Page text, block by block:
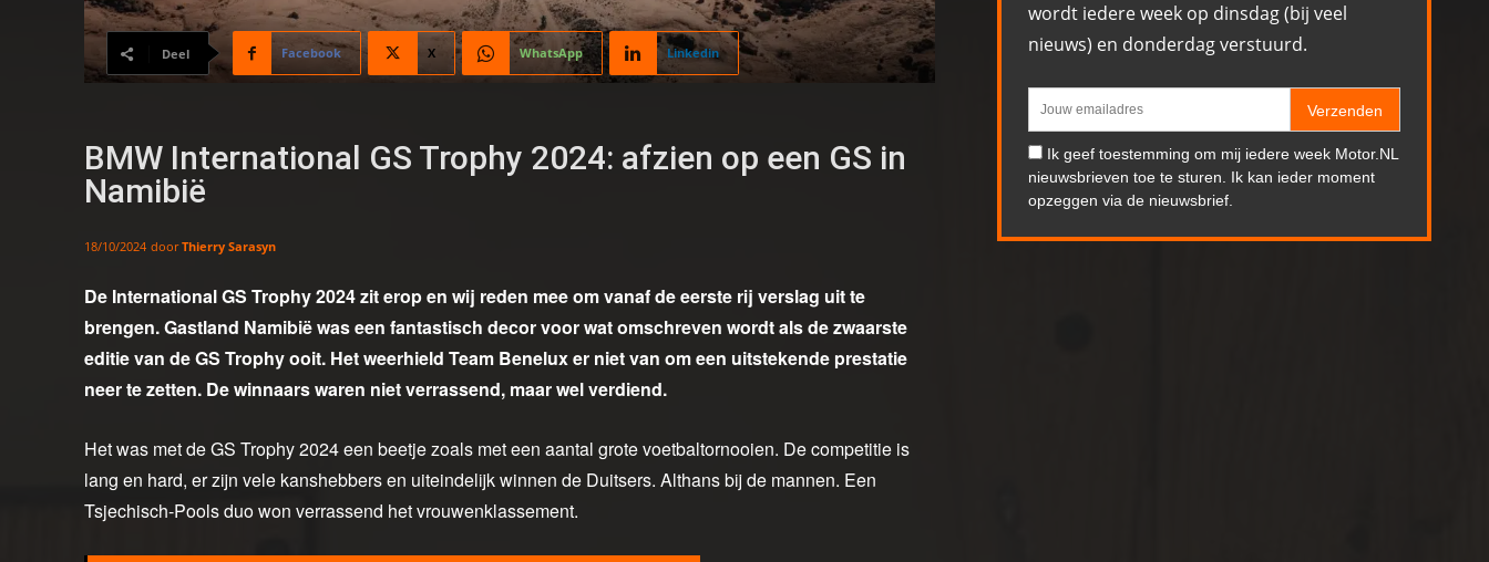
Deel Facebook X WhatsApp Linkedin
BMW International GS Trophy 2024: afzien op een GS in
Namibië
18/10/2024 door Thierry Sarasyn
De International GS Trophy 2024 zit erop en wij reden mee om vanaf de eerste rij verslag uit te
brengen. Gastland Namibië was een fantastisch decor voor wat omschreven wordt als de zwaarste
editie van de GS Trophy ooit. Het weerhield Team Benelux er niet van om een uitstekende prestatie
neer te zetten. De winnaars waren niet verrassend, maar wel verdiend.
Het was met de GS Trophy 2024 een beetje zoals met een aantal grote voetbaltornooien. De competitie is
lang en hard, er zijn vele kanshebbers en uiteindelijk winnen de Duitsers. Althans bij de mannen. Een
Tsjechisch-Pools duo won verrassend het vrouwenklassement.
wordt iedere week op dinsdag (bij veel
nieuws) en donderdag verstuurd.
Verzenden
Ik geef toestemming om mij iedere week Motor.NL
nieuwsbrieven toe te sturen. Ik kan ieder moment
opzeggen via de nieuwsbrief.